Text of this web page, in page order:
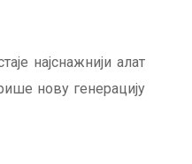
најснажнији алат
нову генерацију